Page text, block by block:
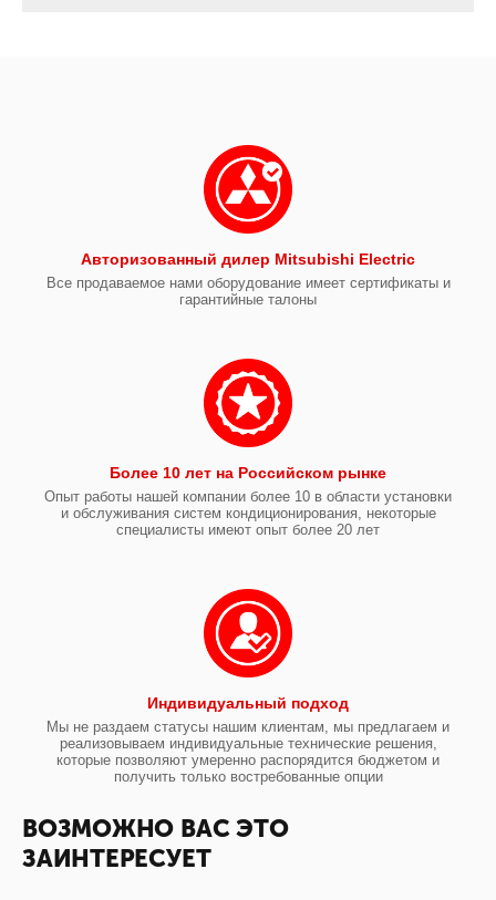
Авторизованный дилер Mitsubishi Electric
Все продаваемое нами оборудование имеет сертификаты и
гарантийные талоны
Более 10 лет на Российском рынке
Опыт работы нашей компании более 10 в области установки
и обслуживания систем кондиционирования, некоторые
специалисты имеют опыт более 20 лет
Индивидуальный подход
Мы не раздаем статусы нашим клиентам, мы предлагаем и
реализовываем индивидуальные технические решения,
которые позволяют умеренно распорядится бюджетом и
получить только востребованные опции
ВОЗМОЖНО ВАС ЭТО
ЗАИНТЕРЕСУЕТ